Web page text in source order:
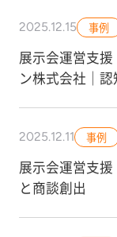
2025.12.15 事例
展示会運営支
ン株式会社｜
2025.12.11 事例
展示会運営支
と商談創出